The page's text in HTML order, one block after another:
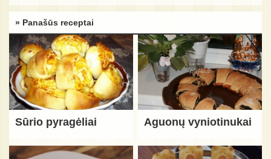
» Panašūs receptai
Sūrio pyragėliai Aguonų vyniotinukai